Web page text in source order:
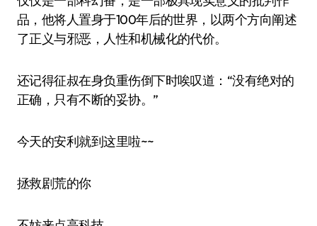
品，他将人置身于100年后的世界，以两个方向阐述
了正义与邪恶，人性和机械化的代价。
还记得征叔在身负重伤倒下时唉叹道：“没有绝对的
正确，只有不断的妥协。”
今天的安利就到这里啦~~
拯救剧荒的你